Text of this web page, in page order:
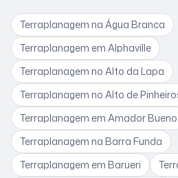
Terraplanagem na Água Branca
Terraplanagem em Alphaville
Terraplanagem no Alto da Lapa
Terraplanagem no Alto de
Terraplanagem em Amador Bueno
Terraplanagem na Barra Funda
Terraplanagem em Barueri